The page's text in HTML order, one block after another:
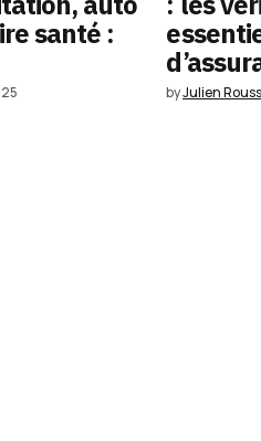
santé :
byJulien